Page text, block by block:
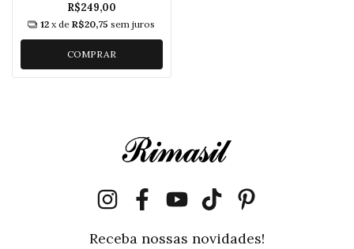
R$249,00
12 x deR$20,75 sem juros
COMPRAR
Receba nossas novidades!